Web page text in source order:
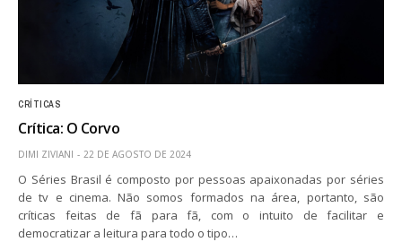
CRÍTICAS
Crítica: O Corvo
DIMI ZIVIANI 22 DE AGOSTO DE 2024
O Séries Brasil é composto por pessoas apaixonadas por séries
de tv e cinema. Não somos formados na área, portanto, são
críticas feitas de fã para fã, com o intuito de facilitar e
democratizar a leitura para todo o tipo…